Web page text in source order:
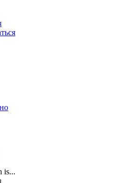
is...